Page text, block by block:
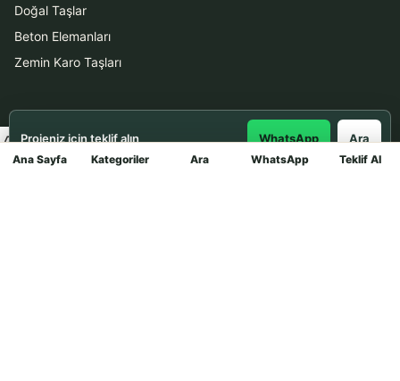
Ana Sayfa Kategoriler Ara WhatsApp Teklif Al
Doğal Taşlar
Beton Elemanları
Zemin Karo Taşları
Hizmetler
Uygulama
Projeniz için teklif alın WhatsApp Ara